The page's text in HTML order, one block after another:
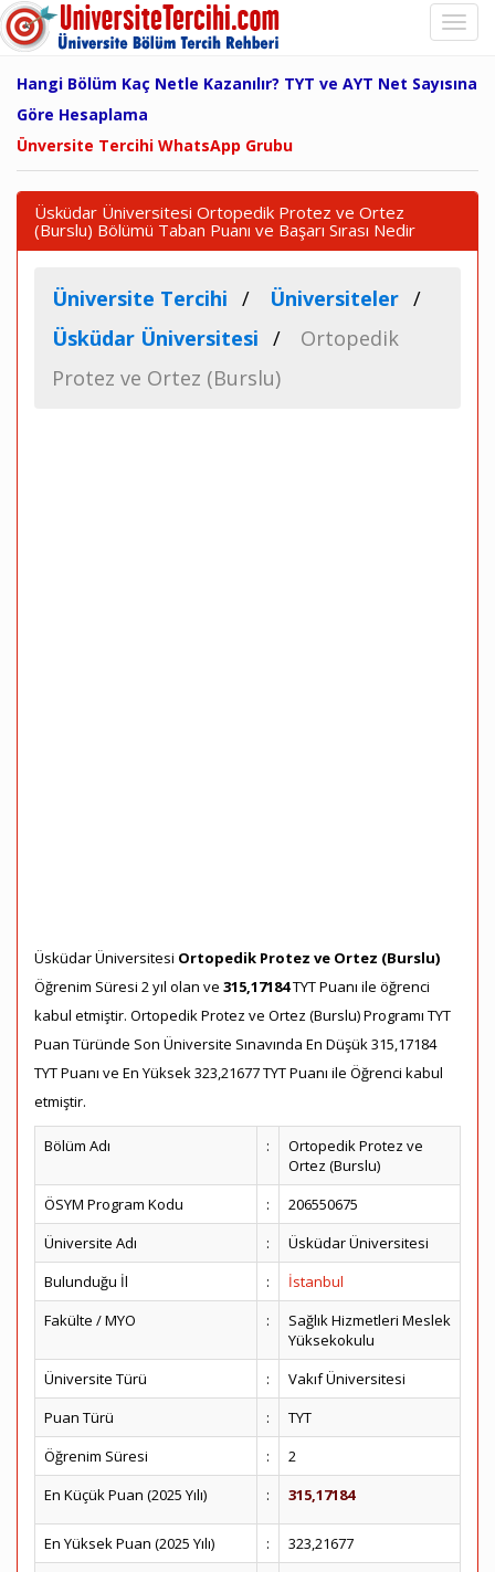
Hangi Bölüm Kaç Netle Kazanılır? TYT ve AYT Net Sayısına
Göre Hesaplama
Ünversite Tercihi WhatsApp Grubu
Üsküdar Üniversitesi Ortopedik Protez ve Ortez
(Burslu) Bölümü Taban Puanı ve Başarı Sırası Nedir
Üniversite Tercihi
Üniversiteler
Üsküdar Üniversitesi
Ortopedik
Protez ve Ortez (Burslu)
Üsküdar Üniversitesi Ortopedik Protez ve Ortez (Burslu)
Öğrenim Süresi 2 yıl olan ve 315,17184TYT Puanı ile öğrenci
kabul etmiştir. Ortopedik Protez ve Ortez (Burslu) Programı TYT
Puan Türünde Son Üniversite Sınavında En Düşük 315,17184
TYT Puanı ve En Yüksek 323,21677 TYT Puanı ile Öğrenci kabul
etmiştir.
Bölüm Adı :
Ortopedik Protez ve
Ortez (Burslu)
ÖSYM Program Kodu
:
206550675
Üniversite Adı
:
Üsküdar Üniversitesi
Bulunduğu İl
:
İstanbul
Fakülte / MYO
:
Sağlık Hizmetleri Meslek
Yüksekokulu
Üniversite Türü
:
Vakıf Üniversitesi
Puan Türü
:
TYT
Öğrenim Süresi
:
2
En Küçük Puan (2025 Yılı)
: 315,17184
En Yüksek Puan (2025 Yılı) :
323,21677